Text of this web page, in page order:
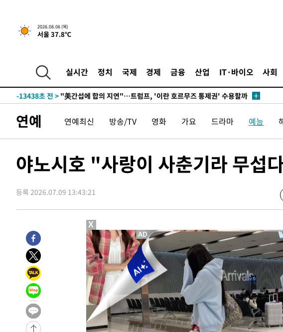
2026.08.06 (목)
서울 37.8℃
실시간 정치 국제 경제 금융 산업 IT·바이오 사회
-26578초 전 >[속보]원·달러 환율, 0.7원 내린 1423.8원 마감
-24177초 전 > "여기 떨어졌다"…다누리, 스페이스X 로켓 달 충돌 흔적 포착
-13823초 전 >
내일까지 39도 '펄펄'…기상청 "태풍 지나며 폭염 잠시 꺾인다"
-13460초 전 >
-13438초 전 > "美간섭에 합의 지연"…트럼프, '이란 호르무즈 통제권' 수용할까
-8655초 전 >
[속보]경찰, '홍명보 선임 논란' 대한축구협회·축구회관 등 압수수색
-8042초 전 >[속보]산업장관 "美무역법 제301조 과잉생산 결과 발표 8월 중 예상
-7107초 전 >[속보]전남광주 초대 시민추천 부시장에 백승주·윤난실
-31878초 전 >'낮 최고 39도' 불볕더위…한밤 열대야도 계속[내일날씨]
-31837초 전 >[속보]7~9일 프로야구 3연전도 폭염 취소…11일 재개
"韓 외환시장 개입 관측 배경엔 美의 대한국 무역적자 있어"
-31326초 전 >
'월드컵 탈락 후폭풍' 축구협회…초유의 압수수색에 '충격·당황'
-31166초 전 >
서울 낮 37.9도, 올여름 최고치 경신…영등포 순간 '40도'
-30728초 전 >
[속보]종합특검, 대검 추가 압수수색…내란 중요임무종사 혐의
-26823초 전 >
[속보]코스닥, 800p 회복…0.26% 오른 801.67 마감
-26753초 전 >
[속보]코스피, 301.88포인트(4.58%) 내린 6296.38 마감
-26618초 전 >
[속보]원·달러 환율, 0.7원 내린 1423.8원 마감
-24217초 전 >
"여기 떨어졌다"…다누리, 스페이스X 로켓 달 충돌 흔적 포착
연예 연예최신 방송/TV 영화 가요 드라마 예능
야노시호 "사랑이 사춘기라 무
등록 2026.07.09 13:43:21
X